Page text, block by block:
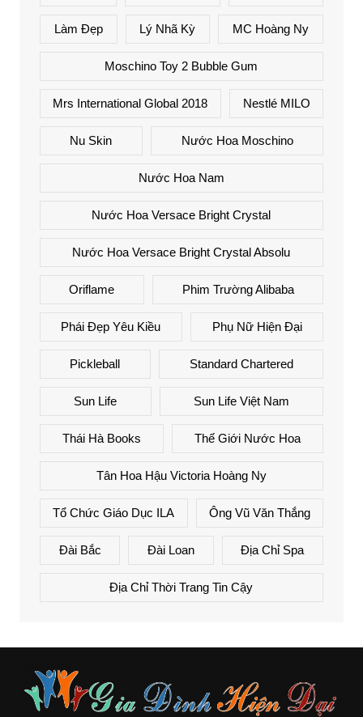
Làm Đẹp Lý Nhã Kỳ MC Hoàng Ny
Moschino Toy 2 Bubble Gum
Mrs International Global 2018 Nestlé MILO
Nu Skin Nước Hoa Moschino
Nước Hoa Nam
Nước Hoa Versace Bright Crystal
Nước Hoa Versace Bright Crystal Absolu
Oriflame Phim Trường Alibaba
Phái Đẹp Yêu Kiều Phụ Nữ Hiện Đại
Pickleball Standard Chartered
Sun Life Sun Life Việt Nam
Thái Hà Books Thế Giới Nước Hoa
Tân Hoa Hậu Victoria Hoàng Ny
Tổ Chức Giáo Dục ILA Ông Vũ Văn Thắng
Đài Bắc Đài Loan Địa Chỉ Spa
Địa Chỉ Thời Trang Tin Cậy